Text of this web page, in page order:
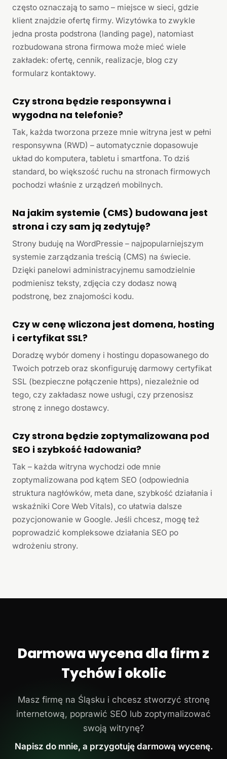
często oznaczają to samo – miejsce w sieci, gdzie
klient znajdzie ofertę firmy. Wizytówka to zwykle
jedna prosta podstrona (landing page), natomiast
rozbudowana strona firmowa może mieć wiele
zakładek: ofertę, cennik, realizacje, blog czy
formularz kontaktowy.
Czy strona będzie responsywna i
wygodna na telefonie?
Tak, każda tworzona przeze mnie witryna jest w pełni
responsywna (RWD) – automatycznie dopasowuje
układ do komputera, tabletu i smartfona. To dziś
standard, bo większość ruchu na stronach firmowych
pochodzi właśnie z urządzeń mobilnych.
Na jakim systemie (CMS) budowana jest
strona i czy sam ją zedytuję?
Strony buduję na WordPressie – najpopularniejszym
systemie zarządzania treścią (CMS) na świecie.
Dzięki panelowi administracyjnemu samodzielnie
podmienisz teksty, zdjęcia czy dodasz nową
podstronę, bez znajomości kodu.
Czy w cenę wliczona jest domena, hosting
i certyfikat SSL?
Doradzę wybór domeny i hostingu dopasowanego do
Twoich potrzeb oraz skonfiguruję darmowy certyfikat
SSL (bezpieczne połączenie https), niezależnie od
tego, czy zakładasz nowe usługi, czy przenosisz
stronę z innego dostawcy.
Czy strona będzie zoptymalizowana pod
SEO i szybkość ładowania?
Tak – każda witryna wychodzi ode mnie
zoptymalizowana pod kątem SEO (odpowiednia
struktura nagłówków, meta dane, szybkość działania i
wskaźniki Core Web Vitals), co ułatwia dalsze
pozycjonowanie w Google. Jeśli chcesz, mogę też
poprowadzić kompleksowe działania SEO po
wdrożeniu strony.
Darmowa wycena dla firm z
Tychów i okolic
Masz firmę na Śląsku i chcesz stworzyć stronę
internetową, poprawić SEO lub zoptymalizować
swoją witrynę?
Napisz do mnie, a przygotuję darmową wycenę.